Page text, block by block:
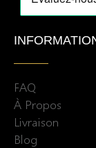
FAQ
À Propos
Livraison
Blog